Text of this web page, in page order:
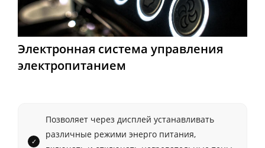
Электронная система управления
электропитанием
Позволяет через дисплей устанавливать
различные режими энерго питания,